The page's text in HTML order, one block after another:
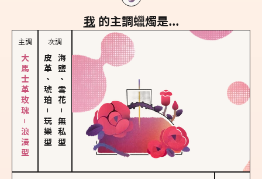
我 的主調蠟燭是...
主調
大馬士革玫瑰－浪漫型
次調
皮革、琥珀
－
玩樂型
海鹽、雪花
－
無私型